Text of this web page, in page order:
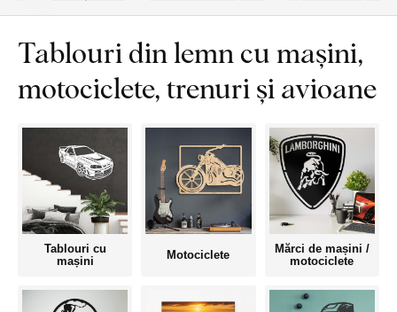
Tablouri din lemn cu mașini,
motociclete, trenuri și avioane
Tablouri cu
mașini
Motociclete
Mărci de mașini /
motociclete